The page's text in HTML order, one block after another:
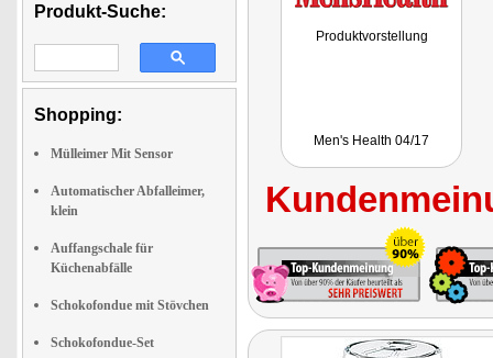
Produkt-Suche:
Shopping:
Mülleimer Mit Sensor
Automatischer Abfalleimer,
klein
Auffangschale für
Küchenabfälle
Schokofondue mit Stövchen
Schokofondue-Set
Produktvorstellung
Men's Health 04/17